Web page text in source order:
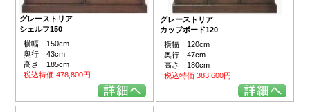
グレーストリア
シェルフ150
横幅 150cm
奥行 43cm
高さ 185cm
税込特価 478,800円
グレーストリア
カップボード120
横幅 120cm
奥行 47cm
高さ 180cm
税込特価 383,600円